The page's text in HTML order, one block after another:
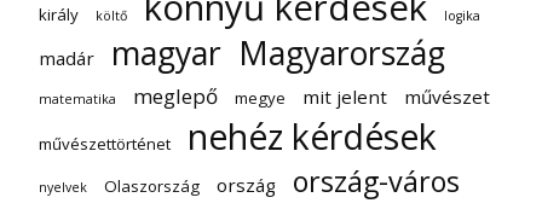
király költő logika
madár magyar Magyarország
matematika meglepő megye mit jelent művészet
művészettörténet nehéz kérdések
nyelvek Olaszország ország ország-város